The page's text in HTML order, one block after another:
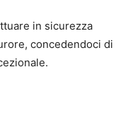
in sicurezza
concedendoci di